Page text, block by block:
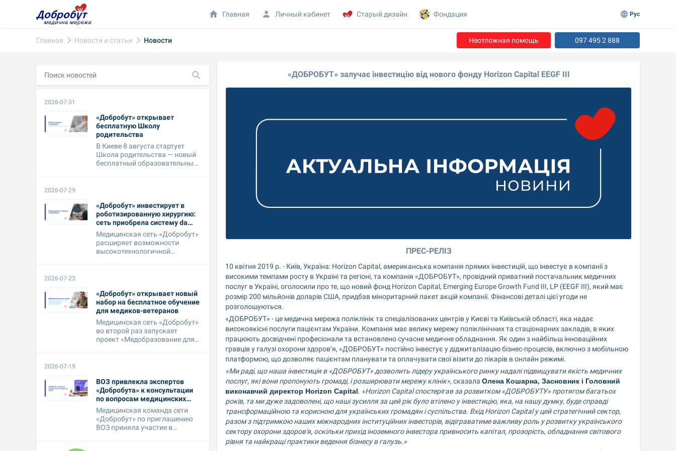
Главная Новости и статьи Новости Неотложная помощь 097 495 2 888
2026-07-31
«Добробут» открывает
бесплатную Школу
родительства
В Киеве 8 августа стартует
Школа родительства — новый
бесплатный образовательный
2026-07-29
«Добробут» инвестирует в
роботизированную хирургию:
сеть приобрела систему da
Vinci
Медицинская сеть «Добробут»
расширяет возможности
высокотехнологичной
2026-07-23
«Добробут» открывает новый
набор на бесплатное обучение
для медиков-ветеранов
Медицинская сеть «Добробут»
во второй раз запускает
проект «Медобразование для
2026-07-19
ВОЗ привлекла экспертов
«Добробута» к консультации
по вопросам медицинских
кадров
Медицинская команда сети
«Добробут» по приглашению
ВОЗ приняла участие в
«ДОБРОБУТ» залучає інвестицію від нового фонду Horizon Capital EEGF III
ПРЕС-РЕЛІЗ
10 квітня 2019 р. - Київ, Україна: Horizon Capital, американська компанія прямих інвестицій, що інвестує в компанії з
високими темпами росту в Україні та регіоні, та компанія «ДОБРОБУТ», провідний приватний постачальник медичних
послуг в Україні, оголосили про те, що новий фонд Horizon Capital, Emerging Europe Growth Fund III, LP (EEGF III), який має
розмір 200 мільйонів доларів США, придбав міноритарний пакет акцій компанії. Фінансові деталі цієї угоди не
розголошуються.
«ДОБРОБУТ» - це медична мережа поліклінік та спеціалізованих центрів у Києві та Київській області, яка надає
високоякісні послуги пацієнтам України. Компанія має велику мережу поліклінічних та стаціонарних закладів, в яких
працюють досвідчені професіонали та встановлено сучасне медичне обладнання. Як один з найбільш інноваційних
гравців у галузі охорони здоров’я, «ДОБРОБУТ» постійно інвестує у діджиталізацію бізнес-процесів, включно з мобільною
платформою, що дозволяє пацієнтам планувати та оплачувати свої візити до лікарів в онлайн режимі.
«Ми раді, що наша інвестиція в «ДОБРОБУТ» дозволить лідеру українського ринку надалі підвищувати якість медичних
послуг, які вони пропонують громаді, і розширювати мережу клінік», сказала Олена Кошарна, Засновник і Головний
виконавчий директор Horizon Capital. «Horizon Capital спостерігав за розвитком «ДОБРОБУТУ» протягом багатьох
років, та ми дуже задоволені, що наші зусилля за цей рік було втілено у інвестицію, яка, на нашу думку, буде справді
трансформаційною та корисною для українських громадян і суспільства. Вхід Horizon Capital у цей стратегічний сектор,
разом з підтримкою наших міжнародних інституційних інвесторів, відіграватиме важливу роль у розвитку українського
сектору охорони здоров'я, оскільки прихід іноземного інвестора привносить капітал, прозорість, обладнання світового
рівня та найкращі практики ведення бізнесу в галузь.»
Главная Личный кабинет Старый дизайн Фондация Рус